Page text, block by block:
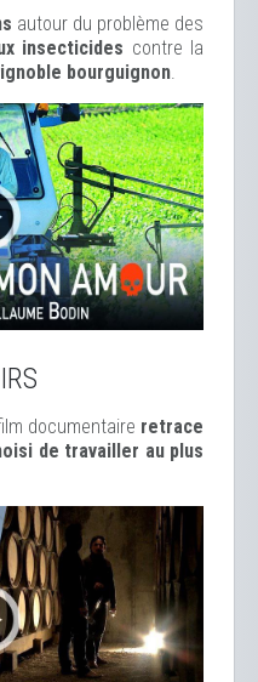
autour du problème des
insecticides contre la
bourguignon.
documentaire retrace
de travailler au plus